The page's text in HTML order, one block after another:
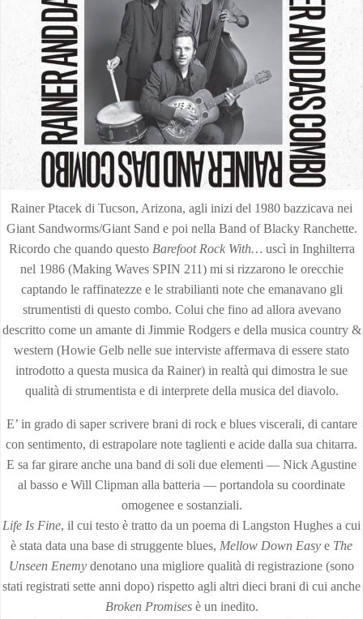
Rainer Ptacek di Tucson, Arizona, agli inizi del 1980 bazzicava nei
Giant Sandworms/Giant Sand e poi nella Band of Blacky Ranchette.
Ricordo che quando questo Barefoot Rock With… uscì in Inghilterra
nel 1986 (Making Waves SPIN 211) mi si rizzarono le orecchie
captando le raffinatezze e le strabilianti note che emanavano gli
strumentisti di questo combo. Colui che fino ad allora avevano
descritto come un amante di Jimmie Rodgers e della musica country &
western (Howie Gelb nelle sue interviste affermava di essere stato
introdotto a questa musica da Rainer) in realtà qui dimostra le sue
qualità di strumentista e di interprete della musica del diavolo.
E’ in grado di saper scrivere brani di rock e blues viscerali, di cantare
con sentimento, di estrapolare note taglienti e acide dalla sua chitarra.
E sa far girare anche una band di soli due elementi — Nick Agustine
al basso e Will Clipman alla batteria — portandola su coordinate
omogenee e sostanziali.
Life Is Fine, il cui testo è tratto da un poema di Langston Hughes a cui
è stata data una base di struggente blues, Mellow Down Easy e The
Unseen Enemy denotano una migliore qualità di registrazione (sono
stati registrati sette anni dopo) rispetto agli altri dieci brani di cui anche
Broken Promisesè un inedito.